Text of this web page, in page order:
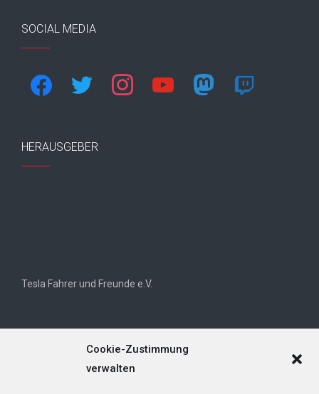
Cookie-Zustimmung
verwalten
SOCIAL MEDIA
facebook twitter instagram youtube mastodon twitch
HERAUSGEBER
Tesla Fahrer und Freunde e.V.